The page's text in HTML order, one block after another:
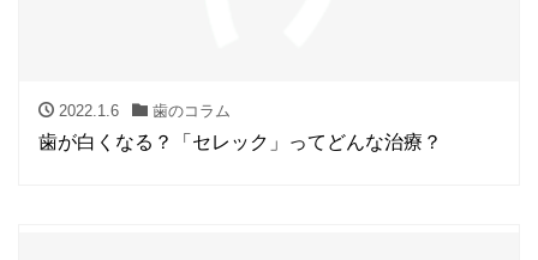
2022.1.6 歯のコラム
歯が白くなる？「セレック」ってどんな治療？